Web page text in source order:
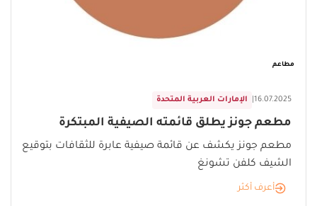
مطاعم
الإمارات العربية المتحدة 16.07.2025
مطعم جونز يطلق قائمته الصيفية المبتكرة
مطعم جونز يكشف عن قائمة صيفية عابرة للثقافات بتوقيع
الشيف كلفن تشونغ
أعرف أكثر